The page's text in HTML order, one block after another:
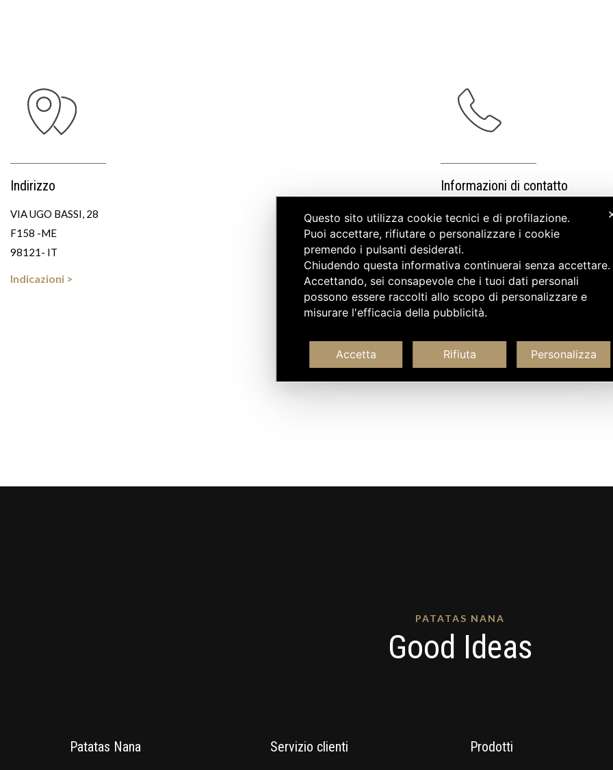
Indirizzo
VIA UGO BASSI, 28
F158 -ME
98121- IT
Indicazioni >
Informazioni di contatto
Questo sito utilizza cookie tecnici e di profilazione.
Puoi accettare, rifiutare o personalizzare i cookie
premendo i pulsanti desiderati.
Chiudendo questa informativa continuerai senza
Accettando, sei consapevole che i tuoi dati personali
possono essere raccolti allo scopo di personalizzare e
misurare l'efficacia della pubblicità.
Accetta Rifiuta Personalizza
PATATAS NANA
Good Ideas
Patatas Nana Servizio clienti Prodotti